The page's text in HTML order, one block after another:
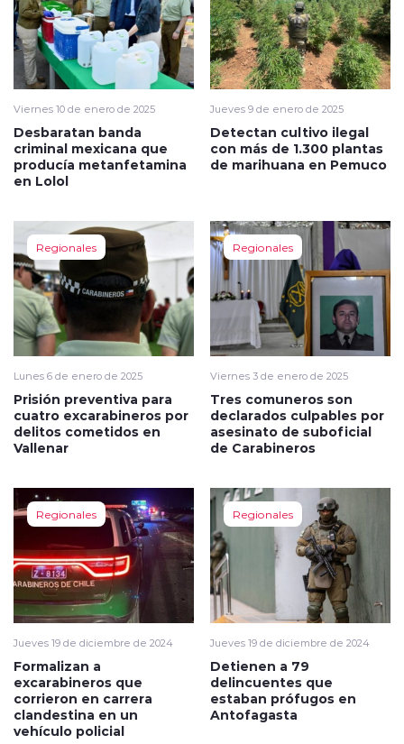
Viernes 10 de enero de 2025
Desbaratan banda
criminal mexicana que
producía metanfetamina
en Lolol
Jueves 9 de enero de 2025
Detectan cultivo ilegal
con más de 1.300 plantas
de marihuana en Pemuco
Regionales
Lunes 6 de enero de 2025
Prisión preventiva para
cuatro excarabineros por
delitos cometidos en
Vallenar
Regionales
Viernes 3 de enero de 2025
Tres comuneros son
declarados culpables por
asesinato de suboficial
de Carabineros
Regionales
Jueves 19 de diciembre de 2024
Formalizan a
excarabineros que
corrieron en carrera
clandestina en un
vehículo policial
Regionales
Jueves 19 de diciembre de 2024
Detienen a 79
delincuentes que
estaban prófugos en
Antofagasta